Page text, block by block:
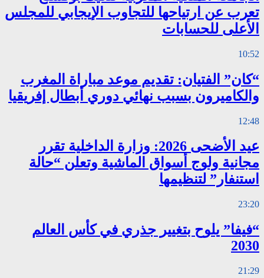
تعرب عن ارتياحها للتجاوب الإيجابي للمجلس
الأعلى للحسابات
10:52
“كان” الفتيان: تقديم موعد مباراة المغرب
والكاميرون بسبب نهائي دوري أبطال إفريقيا
12:48
عيد الأضحى 2026: وزارة الداخلية تقرر
مجانية ولوج أسواق الماشية وتعلن “حالة
استنفار” لتنظيمها
23:20
“فيفا” يلوح بتغيير جذري في كأس العالم
2030
21:29